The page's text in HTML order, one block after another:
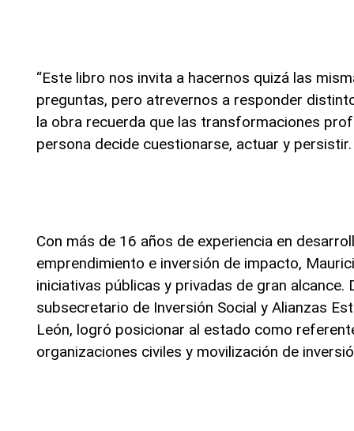
“Este libro nos invita a hacernos quizá las
preguntas, pero atrevernos a responder
la obra recuerda que las transformaciones
persona decide cuestionarse, actuar y persistir.
Con más de 16 años de experiencia en
emprendimiento e inversión de impacto,
iniciativas públicas y privadas de gran
subsecretario de Inversión Social y Alianzas
León, logró posicionar al estado como
organizaciones civiles y movilización de